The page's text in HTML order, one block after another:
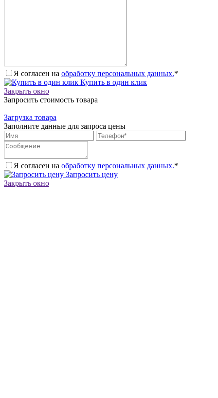
Я согласен на обработку персональных данных.*
Купить в один клик
Закрыть окно
Запросить стоимость товара
Загрузка товара
Заполните данные для запроса цены
Я согласен на обработку персональных данных.*
Запросить цену
Закрыть окно